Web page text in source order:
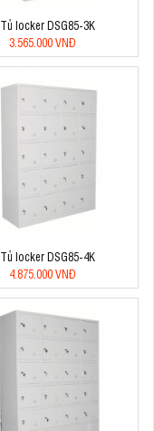
Tủ locker DSG85-3K
3.565.000 VNĐ
Tủ locker DSG85-4K
4.875.000 VNĐ